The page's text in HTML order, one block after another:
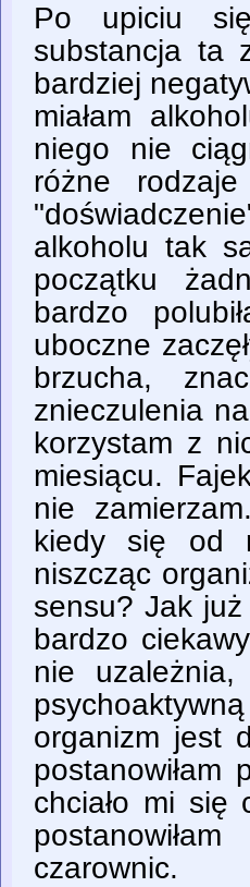
Po upiciu
substancja ta
bardziej
miałam
niego nie
różne
alkoholu tak
początku
bardzo
uboczne
brzucha,
znieczulenia
korzystam z
miesiącu.
nie
kiedy się od
niszcząc
sensu? Jak
bardzo
nie
organizm jest
chciało mi się
czarownic.